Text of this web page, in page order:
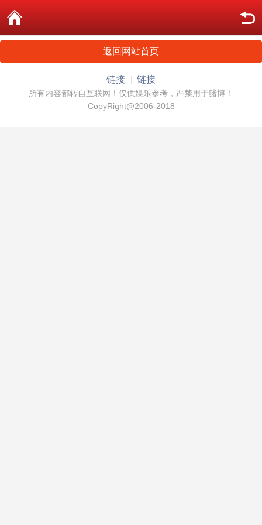
返回网站首页
链接 链接
所有内容都转自互联网！仅供娱乐参考，严禁用于赌博！
CopyRight@2006-2018